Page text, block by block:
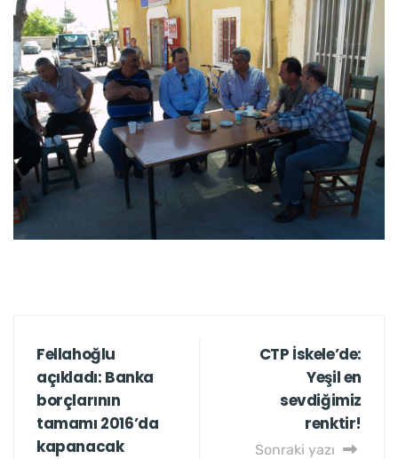
Fellahoğlu
açıkladı: Banka
borçlarının
tamamı 2016’da
kapanacak
CTP İskele’de:
Yeşil en
sevdiğimiz
renktir!
Sonraki yazı